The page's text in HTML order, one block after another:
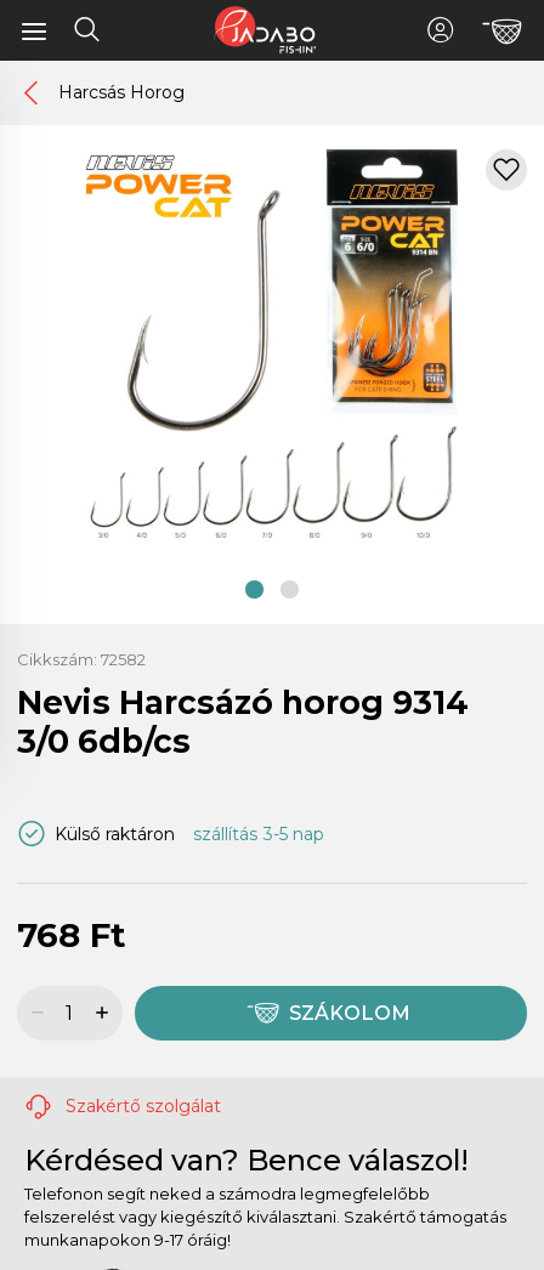
Harcsás Horog
Cikkszám: 72582
Nevis Harcsázó horog 9314
3/0 6db/cs
Külső raktáron szállítás 3-5 nap
768 Ft
SZÁKOLOM
Szakértő szolgálat
Kérdésed van? Bence válaszol!
Telefonon segít neked a számodra legmegfelelőbb
felszerelést vagy kiegészítő kiválasztani. Szakértő támogatás
munkanapokon 9-17 óráig!